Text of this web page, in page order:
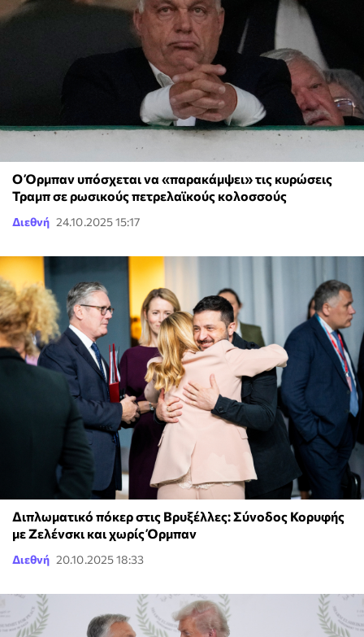
Ο Όρμπαν υπόσχεται να «παρακάμψει» τις κυρώσεις
Τραμπ σε ρωσικούς πετρελαϊκούς κολοσσούς
Διεθνή 24.10.2025 15:17
Διπλωματικό πόκερ στις Βρυξέλλες: Σύνοδος Κορυφής
με Ζελένσκι και χωρίς Όρμπαν
Διεθνή 20.10.2025 18:33